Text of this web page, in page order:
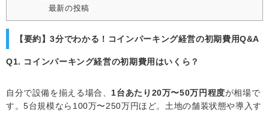
最新の投稿
【要約】3分でわかる！コインパーキング経営の初期費用Q&A
Q1. コインパーキング経営の初期費用はいくら？
自分で設備を揃える場合、 1台あたり20万〜50万円程度が相場で
す。5台規模なら100万〜250万円ほど。土地の舗装状態や導入す